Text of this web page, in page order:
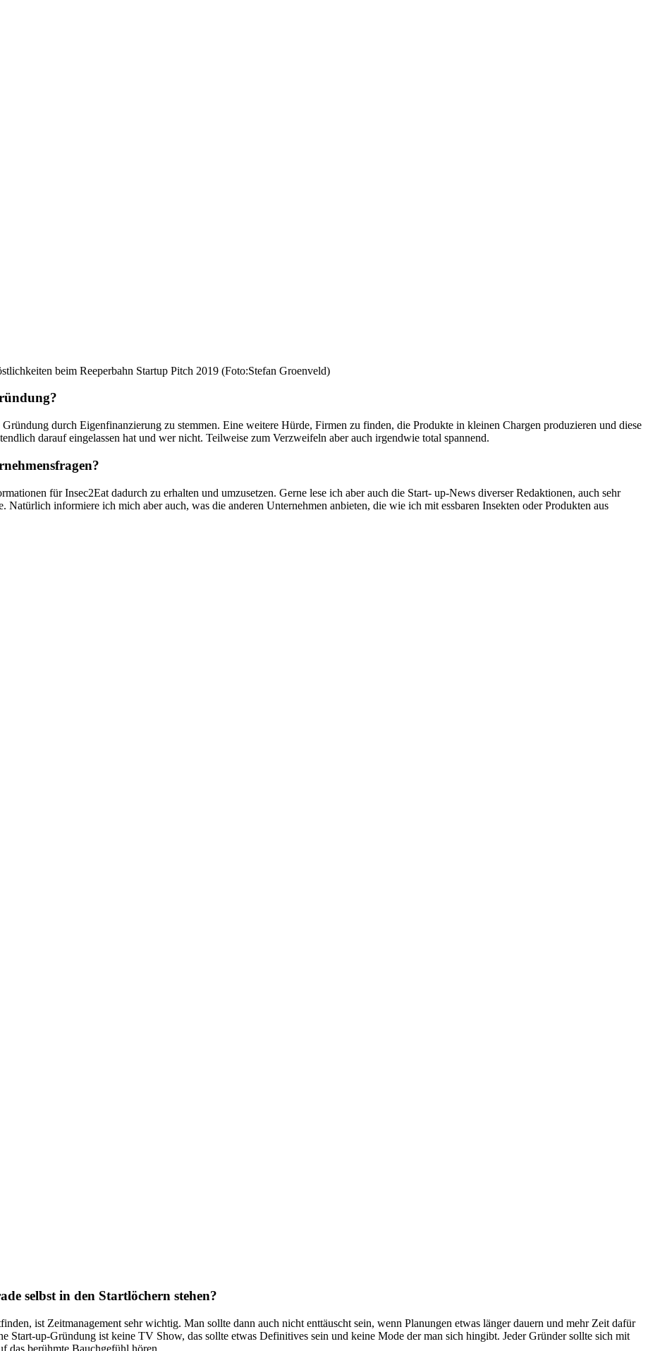
beim Reeperbahn Startup Pitch 2019 (Foto:Stefan Groenveld)
durch Eigenfinanzierung zu stemmen. Eine weitere Hürde, Firmen zu finden, die Produkte in kleinen Chargen produzieren und diese
darauf eingelassen hat und wer nicht. Teilweise zum Verzweifeln aber auch irgendwie total spannend.
für Insec2Eat dadurch zu erhalten und umzusetzen. Gerne lese ich aber auch die Start- up-News diverser Redaktionen, auch sehr
informiere ich mich aber auch, was die anderen Unternehmen anbieten, die wie ich mit essbaren Insekten oder Produkten aus
selbst in den Startlöchern stehen?
ist Zeitmanagement sehr wichtig. Man sollte dann auch nicht enttäuscht sein, wenn Planungen etwas länger dauern und mehr Zeit dafür
Start-up-Gründung ist keine TV Show, das sollte etwas Definitives sein und keine Mode der man sich hingibt. Jeder Gründer sollte sich mit
das berühmte Bauchgefühl hören.